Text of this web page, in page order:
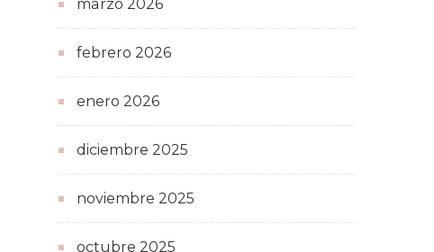
marzo 2026
febrero 2026
enero 2026
diciembre 2025
noviembre 2025
octubre 2025